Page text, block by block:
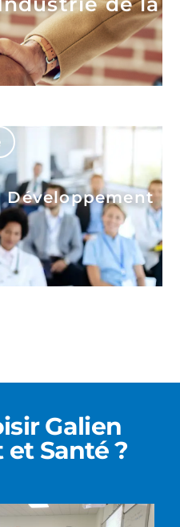
Développement
Galien
Santé ?